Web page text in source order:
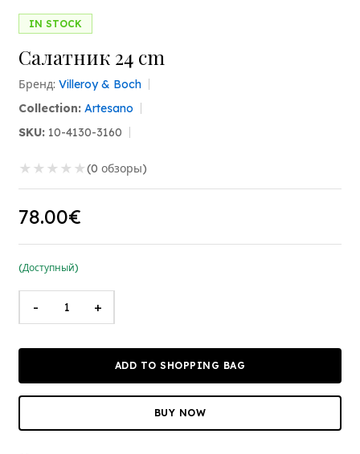
IN STOCK
Салатник 24 cm
Бренд: Villeroy & Boch
Collection: Artesano
SKU: 10-4130-3160
★ ★ ★ ★ ★(0 обзоры)
78.00€
(Доступный)
- +
ADD TO SHOPPING BAG
BUY NOW